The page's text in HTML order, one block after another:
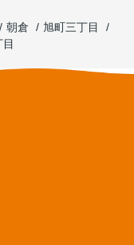
朝倉
旭町三丁目